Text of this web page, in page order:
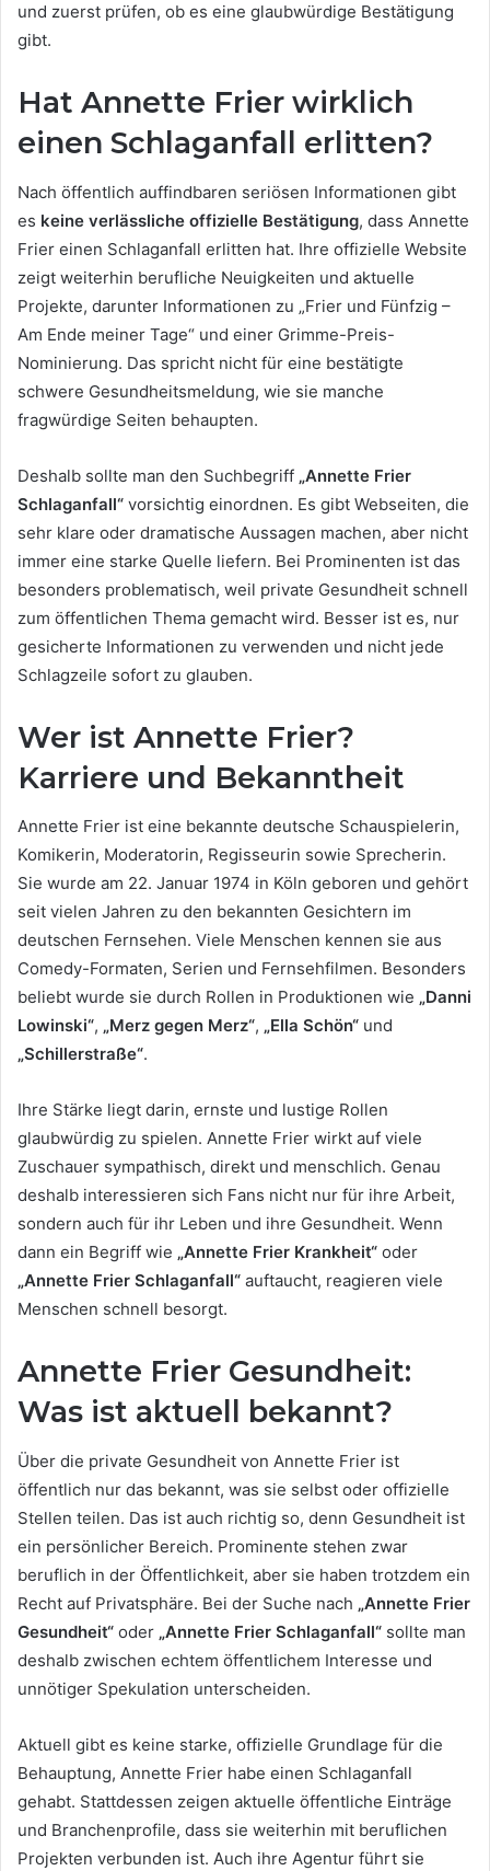
und zuerst prüfen, ob es eine glaubwürdige Bestätigung
gibt.
Hat Annette Frier wirklich
einen Schlaganfall erlitten?
Nach öffentlich auffindbaren seriösen Informationen gibt
es keine verlässliche offizielle Bestätigung, dass Annette
Frier einen Schlaganfall erlitten hat. Ihre offizielle Website
zeigt weiterhin berufliche Neuigkeiten und aktuelle
Projekte, darunter Informationen zu „Frier und Fünfzig –
Am Ende meiner Tage“ und einer Grimme-Preis-
Nominierung. Das spricht nicht für eine bestätigte
schwere Gesundheitsmeldung, wie sie manche
fragwürdige Seiten behaupten.
Deshalb sollte man den Suchbegriff „Annette Frier
Schlaganfall“ vorsichtig einordnen. Es gibt Webseiten, die
sehr klare oder dramatische Aussagen machen, aber nicht
immer eine starke Quelle liefern. Bei Prominenten ist das
besonders problematisch, weil private Gesundheit schnell
zum öffentlichen Thema gemacht wird. Besser ist es, nur
gesicherte Informationen zu verwenden und nicht jede
Schlagzeile sofort zu glauben.
Wer ist Annette Frier?
Karriere und Bekanntheit
Annette Frier ist eine bekannte deutsche Schauspielerin,
Komikerin, Moderatorin, Regisseurin sowie Sprecherin.
Sie wurde am 22. Januar 1974 in Köln geboren und gehört
seit vielen Jahren zu den bekannten Gesichtern im
deutschen Fernsehen. Viele Menschen kennen sie aus
Comedy-Formaten, Serien und Fernsehfilmen. Besonders
beliebt wurde sie durch Rollen in Produktionen wie „Danni
Lowinski“, „Merz gegen Merz“, „Ella Schön“ und
„Schillerstraße“.
Ihre Stärke liegt darin, ernste und lustige Rollen
glaubwürdig zu spielen. Annette Frier wirkt auf viele
Zuschauer sympathisch, direkt und menschlich. Genau
deshalb interessieren sich Fans nicht nur für ihre Arbeit,
sondern auch für ihr Leben und ihre Gesundheit. Wenn
dann ein Begriff wie „Annette Frier Krankheit“ oder
„Annette Frier Schlaganfall“ auftaucht, reagieren viele
Menschen schnell besorgt.
Annette Frier Gesundheit:
Was ist aktuell bekannt?
Über die private Gesundheit von Annette Frier ist
öffentlich nur das bekannt, was sie selbst oder offizielle
Stellen teilen. Das ist auch richtig so, denn Gesundheit ist
ein persönlicher Bereich. Prominente stehen zwar
beruflich in der Öffentlichkeit, aber sie haben trotzdem ein
Recht auf Privatsphäre. Bei der Suche nach „Annette Frier
Gesundheit“ oder „Annette Frier Schlaganfall“ sollte man
deshalb zwischen echtem öffentlichem Interesse und
unnötiger Spekulation unterscheiden.
Aktuell gibt es keine starke, offizielle Grundlage für die
Behauptung, Annette Frier habe einen Schlaganfall
gehabt. Stattdessen zeigen aktuelle öffentliche Einträge
und Branchenprofile, dass sie weiterhin mit beruflichen
Projekten verbunden ist. Auch ihre Agentur führt sie